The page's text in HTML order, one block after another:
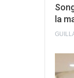
la